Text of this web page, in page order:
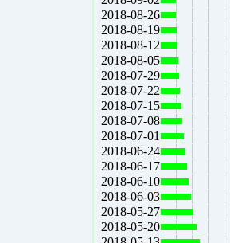
2018-08-26
2018-08-19
2018-08-12
2018-08-05
2018-07-29
2018-07-22
2018-07-15
2018-07-08
2018-07-01
2018-06-24
2018-06-17
2018-06-10
2018-06-03
2018-05-27
2018-05-20